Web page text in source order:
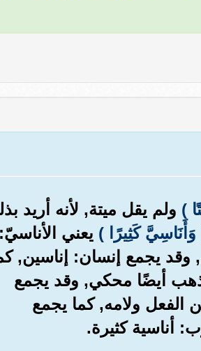
) ولم يقل ميتة, لأنه أريد
وَأَنَاسِيَّ كَثِيرًا ) يعني الأناسيّ:
يجمع إنسان: إناسين,
أيضًا محكي, وقد يجمع
الفعل ولامه, كما يجمع
أناسية كثيرة.